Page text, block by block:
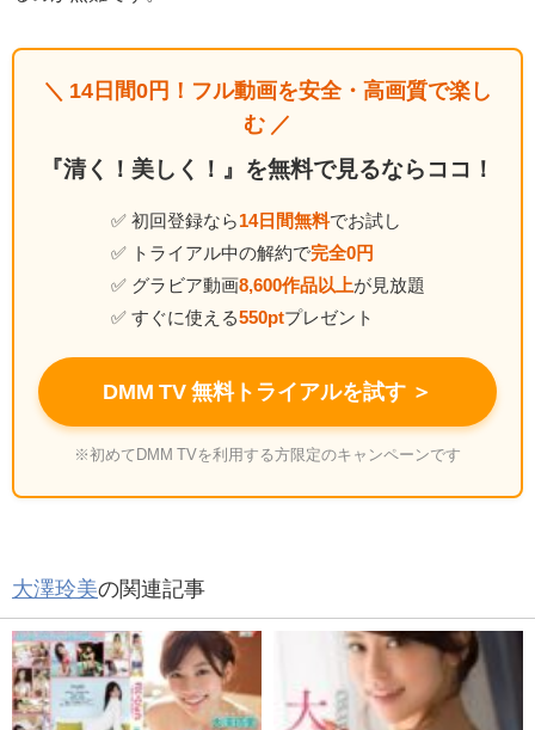
＼ 14日間0円！フル動画を安全・高画質で楽し
む ／
『清く！美しく！』を無料で見るならココ！
✅ 初回登録なら 14日間無料でお試し
✅ トライアル中の解約で完全0円
✅ グラビア動画8,600作品以上が見放題
✅ すぐに使える550ptプレゼント
DMM TV 無料トライアルを試す ＞
※初めてDMM TVを利用する方限定のキャンペーンです
大澤玲美の関連記事